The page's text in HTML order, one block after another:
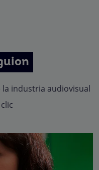
industria audiovisual